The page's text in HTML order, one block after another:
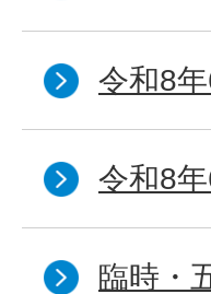
令和8
令和8
臨時・